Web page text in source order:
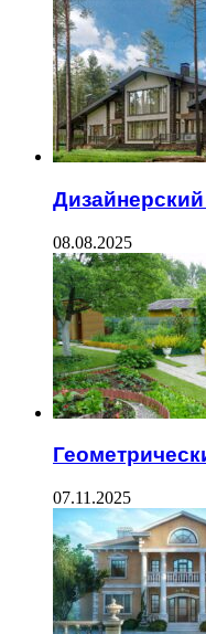
08.08.2025
07.11.2025